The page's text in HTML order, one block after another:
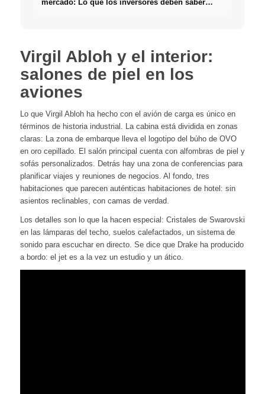
mercado: Lo que los inversores deben saber
Virgil Abloh y el interior:
salones de piel en los
aviones
Lo que Virgil Abloh ha hecho con el avión de carga es único en
términos de historia industrial. La cabina está dividida en zonas
claras: La zona de embarque lleva el logotipo del búho de OVO
en oro cepillado. El salón principal cuenta con alfombras de piel y
sofás personalizados. Detrás hay una zona de conferencias para
planificar viajes y reuniones de negocios. Al fondo, tres
habitaciones que parecen auténticas habitaciones de hotel: sin
asientos reclinables, con camas de verdad.
Los detalles son lo que la hacen especial: Cristales de Swarovski
en las lámparas del techo, suelos calefactados, un sistema de
sonido para escuchar en directo. Se dice que Drake ha producido
a bordo: el jet es a la vez un estudio y un ático.